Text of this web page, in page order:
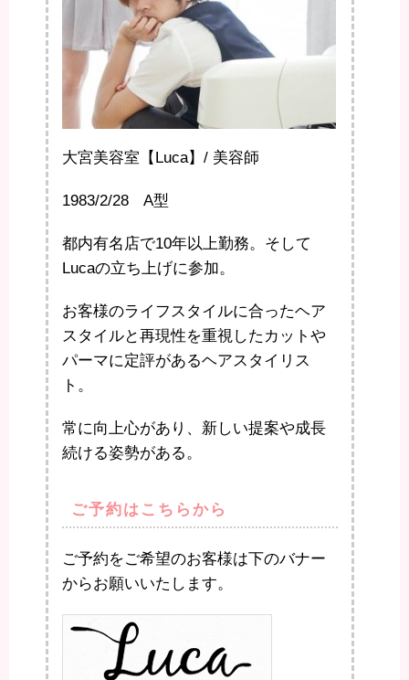
大宮美容室【Luca】/ 美容師
1983/2/28 A型
都内有名店で10年以上勤務。そして
Lucaの立ち上げに参加。
お客様のライフスタイルに合ったヘア
スタイルと再現性を重視したカットや
パーマに定評があるヘアスタイリス
ト。
常に向上心があり、新しい提案や成長
続ける姿勢がある。
ご予約はこちらから
ご予約をご希望のお客様は下のバナー
からお願いいたします。